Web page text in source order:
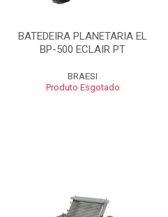
BATEDEIRA PLANETARIA EL
BP-500 ECLAIR PT
BRAESI
Produto Esgotado